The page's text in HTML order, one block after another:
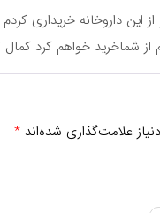
**
این داروخانه خریداری
شماخرید خواهم کرد کمال
علامت‌گذاری شده‌اند *